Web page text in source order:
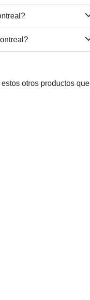
otros productos que